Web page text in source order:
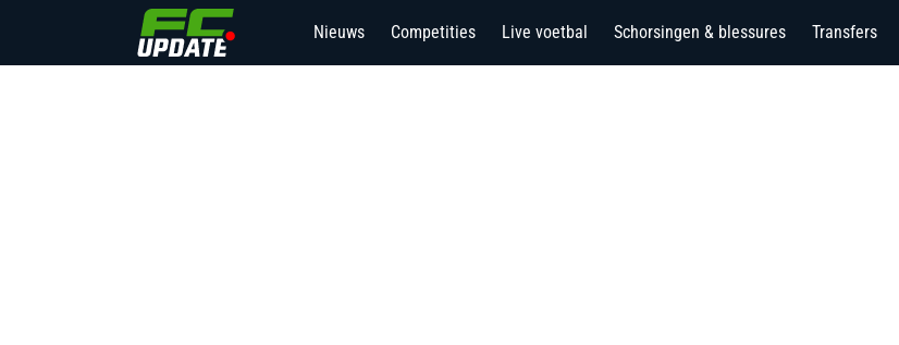
Nieuws Competities Live voetbal Schorsingen & blessures Transfers